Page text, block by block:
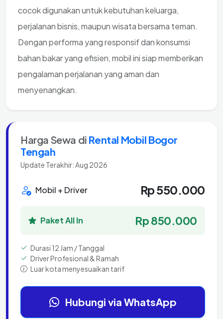
cocok digunakan untuk kebutuhan keluarga,
perjalanan bisnis, maupun wisata bersama teman.
Dengan performa yang responsif dan konsumsi
bahan bakar yang efisien, mobil ini siap memberikan
pengalaman perjalanan yang aman dan
menyenangkan.
Harga Sewa di Rental Mobil Bogor
Tengah
Update Terakhir: Aug 2026
Mobil + Driver Rp 550.000
Paket All In Rp 850.000
Durasi 12 Jam / Tanggal
Driver Profesional & Ramah
Luar kota menyesuaikan tarif
Hubungi via WhatsApp